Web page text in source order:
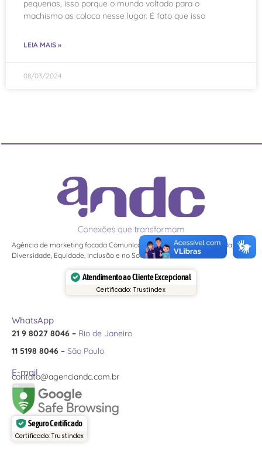
pequenas, isso porque o mundo voltado para o
machismo as coloca nesse lugar. É fato que isso
LEIA MAIS »
08/03/2024
Agência de marketing focada Comunicação Inclusiva e Humanizada, em
Diversidade, Equidade, Inclusão e no Social do ESG.
Atendimento ao Cliente Excepcional
Certificado: Trustindex
WhatsApp
21 9 8027 8046 – Rio de Janeiro
11 5198 8046 – São Paulo
E-mail
contato@agenciandc.com.br
Seguro Certificado
Certificado: Trustindex